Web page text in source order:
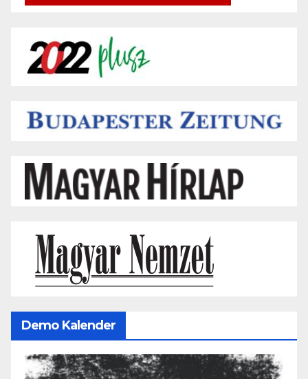
Demo Kalender